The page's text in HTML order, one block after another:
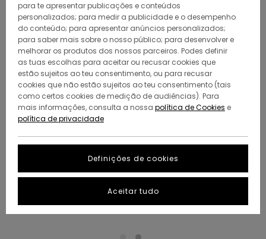
para te apresentar publicações e conteúdos
personalizados; para medir a publicidade e o desempenho
do conteúdo; para apresentar anúncios personalizados;
para saber mais sobre o nosso público; para desenvolver e
melhorar os produtos dos nossos parceiros. Podes definir
as tuas escolhas para aceitar ou recusar cookies que
estão sujeitos ao teu consentimento, ou para recusar
cookies que não estão sujeitos ao teu consentimento (tais
como certos cookies de medição de audiências). Para
mais informações, consulta a nossa política de Cookies e
política de privacidade
Definições de cookies
Aceitar tudo